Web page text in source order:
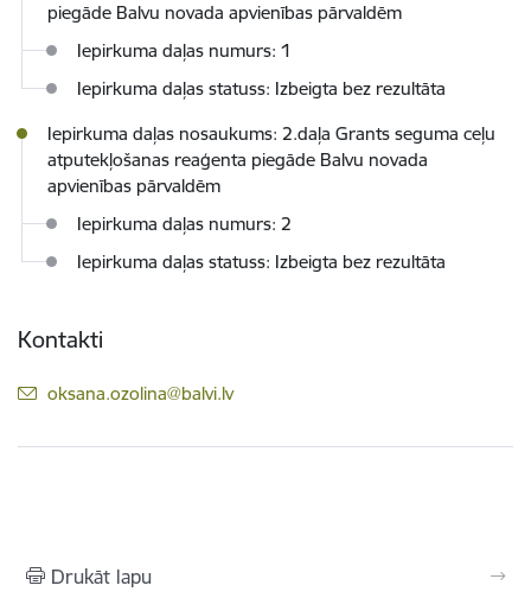
piegāde Balvu novada apvienības pārvaldēm
Iepirkuma daļas numurs: 1
Iepirkuma daļas statuss: Izbeigta bez rezultāta
Iepirkuma daļas nosaukums: 2.daļa Grants seguma ceļu
atputekļošanas reaģenta piegāde Balvu novada
apvienības pārvaldēm
Iepirkuma daļas numurs: 2
Iepirkuma daļas statuss: Izbeigta bez rezultāta
Kontakti
E-pasts:
oksana.ozolina@balvi.lv
Drukāt lapu